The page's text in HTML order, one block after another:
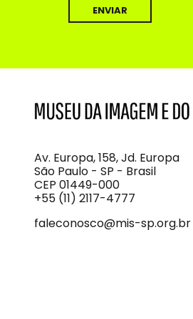
Imagem
e
do
Som
Av. Europa, 158, Jd. Europa
São Paulo - SP - Brasil
CEP 01449-000
+55 (11) 2117-4777
faleconosco@mis-sp.org.br